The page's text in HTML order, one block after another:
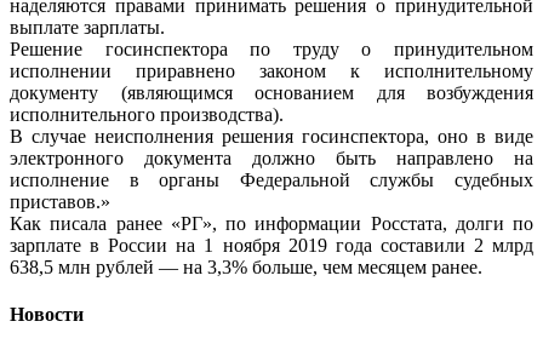
наделяются правами принимать решения о принудительной
выплате зарплаты.
Решение госинспектора по труду о принудительном
исполнении приравнено законом к исполнительному
документу (являющимся основанием для возбуждения
исполнительного производства).
В случае неисполнения решения госинспектора, оно в виде
электронного документа должно быть направлено на
исполнение в органы Федеральной службы судебных
приставов.»
Как писала ранее «РГ», по информации Росстата, долги по
зарплате в России на 1 ноября 2019 года составили 2 млрд
638,5 млн рублей — на 3,3% больше, чем месяцем ранее.
Новости